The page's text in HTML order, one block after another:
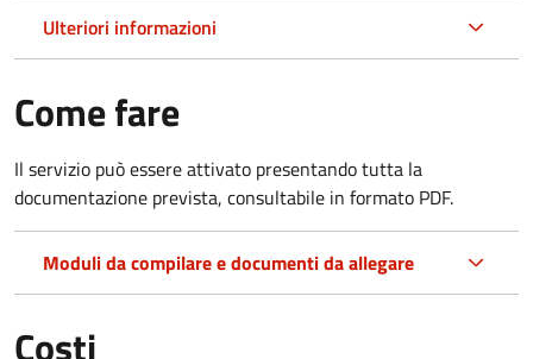
Ulteriori informazioni
Come fare
Il servizio può essere attivato presentando tutta la
documentazione prevista, consultabile in formato PDF.
Moduli da compilare e documenti da allegare
Costi